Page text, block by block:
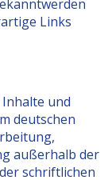
Links
und
deutschen
außerhalb der
schriftlichen